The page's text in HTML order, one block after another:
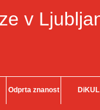
v
Odprta znanost DiKUL